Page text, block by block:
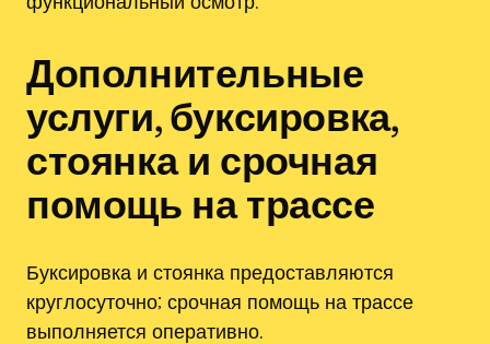
Дополнительные
услуги, буксировка,
стоянка и срочная
помощь на трассе
Буксировка и стоянка предоставляются
круглосуточно; срочная помощь на трассе
выполняется оперативно.